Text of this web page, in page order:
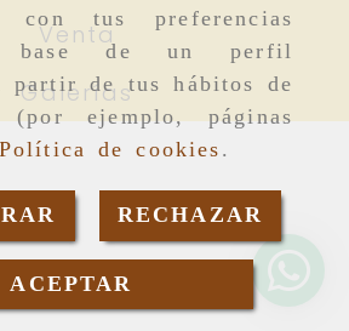
con tus preferencias
base de un perfil
partir de tus hábitos de
(por ejemplo, páginas
Política de cookies .
RECHAZAR
ACEPTAR
Venta
Galerías